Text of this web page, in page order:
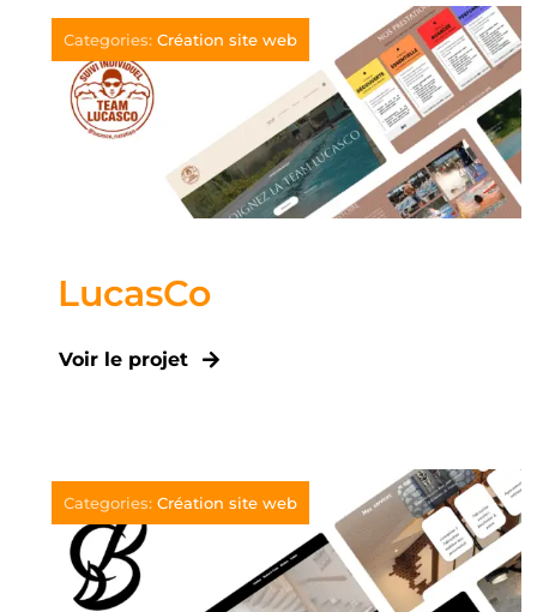
Categories:Création site web
LucasCo
Voir le projet
Categories:Création site web